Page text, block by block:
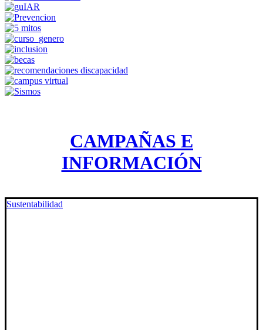
CAMPAÑAS E
INFORMACIÓN
Sustentabilidad